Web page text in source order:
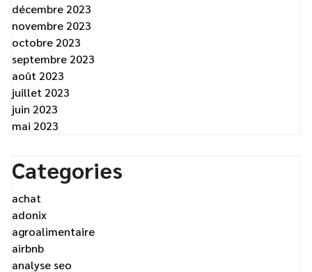
décembre 2023
novembre 2023
octobre 2023
septembre 2023
août 2023
juillet 2023
juin 2023
mai 2023
Categories
achat
adonix
agroalimentaire
airbnb
analyse seo